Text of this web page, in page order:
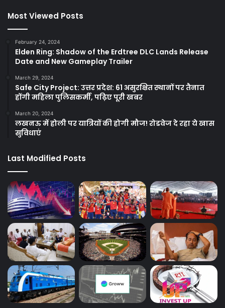
Most Viewed Posts
February 24, 2024
Elden Ring: Shadow of the Erdtree DLC Lands Release
Date and New Gameplay Trailer
March 29, 2024
Safe City Project: उत्तर प्रदेश: 61 असुरक्षित स्थानों पर तैनात
होंगी महिला पुलिसकर्मी, पढ़िए पूरी खबर
March 20, 2024
लखनऊ में होली पर यात्रियों की होगी मौज! रोडवेज दे रहा ये खास
सुविधाएं
Last Modified Posts